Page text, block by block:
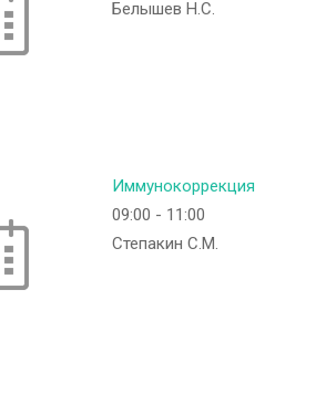
Белышев Н.С.
Иммунокоррекция
09:00 - 11:00
Степакин С.М.